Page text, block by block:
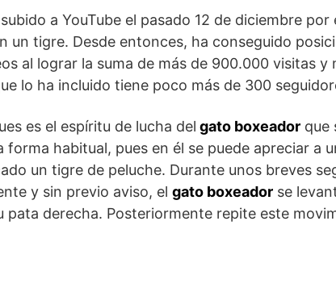
a YouTube el pasado 12 de diciembre por
un tigre. Desde entonces, ha conseguido
al lograr la suma de más de 900.000 visitas y
lo ha incluido tiene poco más de 300
es el espíritu de lucha del gato boxeador que
habitual, pues en él se puede apreciar a
un tigre de peluche. Durante unos breves
y sin previo aviso, el gato boxeador se
derecha. Posteriormente repite este